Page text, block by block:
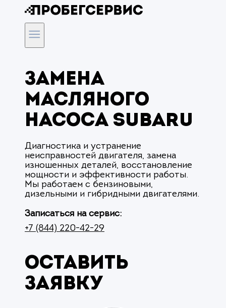
Замена
масляного
насоса Subaru
Диагностика и устранение
неисправностей двигателя, замена
изношенных деталей, восстановление
мощности и эффективности работы.
Мы работаем с бензиновыми,
дизельными и гибридными двигателями.
Записаться на сервис:
+7 (844) 220-42-29
Оставить
заявку